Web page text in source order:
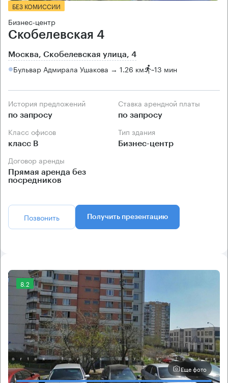
БЕЗ КОМИССИИ
Бизнес-центр
Скобелевская 4
Москва, Скобелевская улица, 4
Бульвар Адмирала Ушакова → 1.26 км ~13 мин
История предложений
по запросу
Ставка арендной платы
по запросу
Класс офисов
класс B
Тип здания
Бизнес-центр
Договор аренды
Прямая аренда без
посредников
Позвонить Получить презентацию
8.2
Еще фото